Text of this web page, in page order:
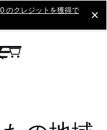
のクレジットを獲得で